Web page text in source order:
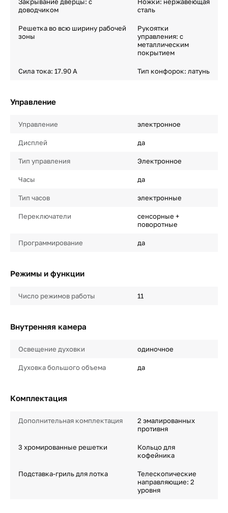
Закрывание дверцы: с
доводчиком
Ножки: нержавеющая
сталь
Решетка во всю ширину рабочей
зоны
Рукоятки
управления: с
металлическим
покрытием
Сила тока: 17.90 A Тип конфорок: латунь
Управление
Управление электронное
Дисплей да
Тип управления Электронное
Часы да
Тип часов электронные
Переключатели
сенсорные +
поворотные
Программирование да
Режимы и функции
Число режимов работы 11
Внутренняя камера
Освещение духовки одиночное
Духовка большого объема да
Комплектация
Дополнительная комплектация
2 эмалированных
противня
3 хромированные решетки
Кольцо для
кофейника
Подставка-гриль для лотка
Телескопические
направляющие: 2
уровня